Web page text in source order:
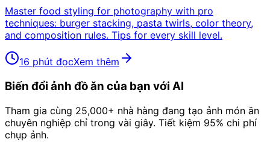
Master food styling for photography with pro
techniques: burger stacking, pasta twirls, color theory,
and composition rules. Tips for every skill level.
16 phút đọcXem thêm
Biến đổi ảnh đồ ăn của bạn với AI
Tham gia cùng 25,000+ nhà hàng đang tạo ảnh món ăn
chuyên nghiệp chỉ trong vài giây. Tiết kiệm 95% chi phí
chụp ảnh.